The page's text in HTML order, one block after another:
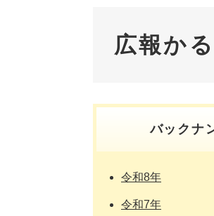
広報か
バックナ
令和8年
令和7年